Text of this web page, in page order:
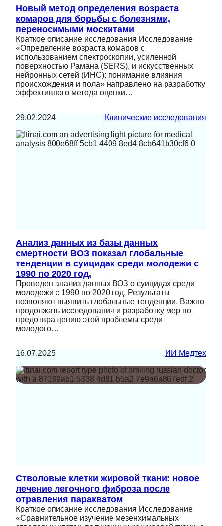
Новый метод определения возраста
комаров для борьбы с болезнями,
переносимыми москитами
Краткое описание исследования Исследование
«Определение возраста комаров с
использованием спектроскопии, усиленной
поверхностью Рамана (SERS), и искусственных
нейронных сетей (ИНС): понимание влияния
происхождения и пола» направлено на разработку
эффективного метода оценки…
29.02.2024 Клинические исследования
Анализ данных из базы данных
смертности ВОЗ показал глобальные
тенденции в суицидах среди молодежи с
1990 по 2020 год.
Проведен анализ данных ВОЗ о суицидах среди
молодежи с 1990 по 2020 год. Результаты
позволяют выявить глобальные тенденции. Важно
продолжать исследования и разработку мер по
предотвращению этой проблемы среди
молодого…
16.07.2025 ИИ Медтех
Стволовые клетки жировой ткани: новое
лечение легочного фиброза после
отравления паракватом
Краткое описание исследования Исследование
«Сравнительное изучение мезенхимальных